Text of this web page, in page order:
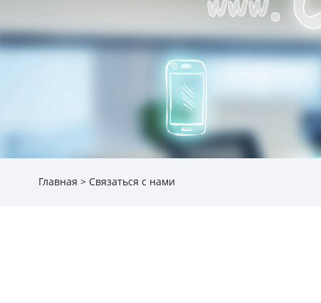
Главная > Связаться с нами